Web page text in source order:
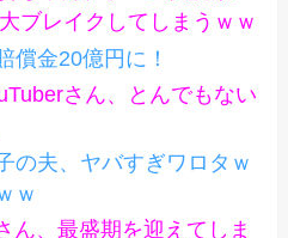
ブレイクしてしまうｗｗ
償金20億円に！
さん、とんでもない
の夫、ヤバすぎワロタｗ
ｗ
ん、最盛期を迎えてしま